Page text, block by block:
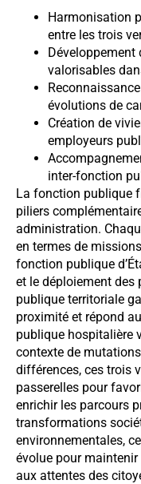
Harmonisation
entre les trois
Développement
valorisables
évolutions de
Création de
employeurs
inter-fonction
La fonction publique
piliers
administration.
en termes de
fonction publique
et le déploiement
publique territoriale
proximité et répond
publique hospitalière
contexte de
différences, ces trois
passerelles pour
enrichir les parcours
transformations
environnementales,
évolue pour
aux attentes des